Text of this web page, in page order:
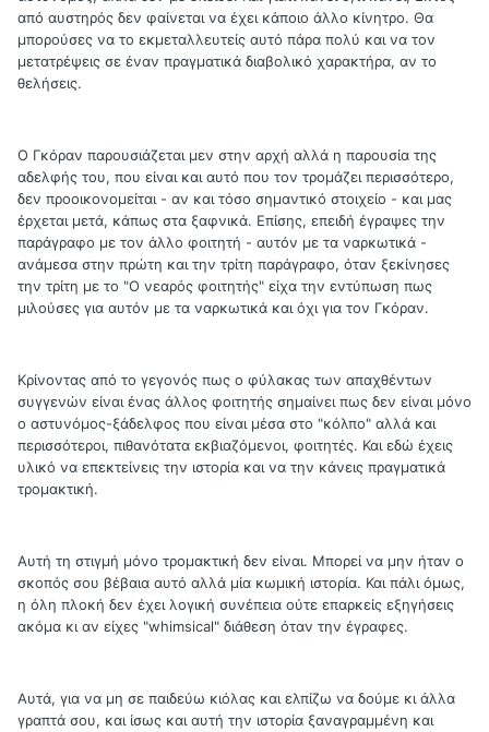
από αυστηρός δεν φαίνεται να έχει κάποιο άλλο κίνητρο. Θα
μπορούσες να το εκμεταλλευτείς αυτό πάρα πολύ και να τον
μετατρέψεις σε έναν πραγματικά διαβολικό χαρακτήρα, αν το
θελήσεις.
Ο Γκόραν παρουσιάζεται μεν στην αρχή αλλά η παρουσία της
αδελφής του, που είναι και αυτό που τον τρομάζει περισσότερο,
δεν προοικονομείται - αν και τόσο σημαντικό στοιχείο - και μας
έρχεται μετά, κάπως στα ξαφνικά. Επίσης, επειδή έγραψες την
παράγραφο με τον άλλο φοιτητή - αυτόν με τα ναρκωτικά -
ανάμεσα στην πρώτη και την τρίτη παράγραφο, όταν ξεκίνησες
την τρίτη με το "Ο νεαρός φοιτητής" είχα την εντύπωση πως
μιλούσες για αυτόν με τα ναρκωτικά και όχι για τον Γκόραν.
Κρίνοντας από το γεγονός πως ο φύλακας των απαχθέντων
συγγενών είναι ένας άλλος φοιτητής σημαίνει πως δεν είναι μόνο
ο αστυνόμος-ξάδελφος που είναι μέσα στο "κόλπο" αλλά και
περισσότεροι, πιθανότατα εκβιαζόμενοι, φοιτητές. Και εδώ έχεις
υλικό να επεκτείνεις την ιστορία και να την κάνεις πραγματικά
τρομακτική.
Αυτή τη στιγμή μόνο τρομακτική δεν είναι. Μπορεί να μην ήταν ο
σκοπός σου βέβαια αυτό αλλά μία κωμική ιστορία. Και πάλι όμως,
η όλη πλοκή δεν έχει λογική συνέπεια ούτε επαρκείς εξηγήσεις
ακόμα κι αν είχες "whimsical" διάθεση όταν την έγραφες.
Αυτά, για να μη σε παιδεύω κιόλας και ελπίζω να δούμε κι άλλα
γραπτά σου, και ίσως και αυτή την ιστορία ξαναγραμμένη και